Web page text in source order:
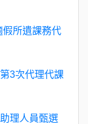
假所遺課務代
3次代理代課
理人員甄選